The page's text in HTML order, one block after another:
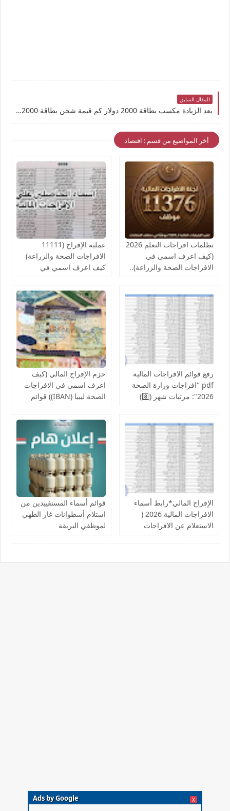
Ads by Google X
المقال السابق
بعد الزيادة مكسب بطاقة 2000 دولار كم قيمة شحن بطاقة 2000 دولار رابط منظومة حجز الاغراض الشخصية CB key
أخر المواضيع من قسم : اقتصاد
تظلمات افراجات التعلم 2026
(كيف اعرف اسمي في
الافراجات الصحة والزراعة)..
الصحة ومراقبات التعليم
عملية الإفراج (11111
الافراجات الصحة والزراعة)
كيف اعرف اسمي في
لإنجاز الإفراج المالي عن
رواتب الموظفين لشهر
أغسطس
رفع قوائم الافراجات المالية
pdf "افراجات وزارة الصحة
2026": مرتبات شهر (8️⃣)
الوطني للبحوث الطبية
والكليات التقنية والمعاهد
حزم الإفراج المالي (كيف
اعرف اسمي في الافراجات
الصحة ليبيا (IBAN)) قوائم
الخدمات المالية الحجر
الزراعي ,جهاز حرس المنشآت
النفطية,جامعة المرقب, فزان,
الزنتان, الجفارة
الإفراج المالي*رابط أسماء
الافراجات المالية 2026 (
الاستعلام عن الافراجات
قوائم أسماء المستفييدين من
استلام أسطوانات غاز الطهي
لموظفي البريقة